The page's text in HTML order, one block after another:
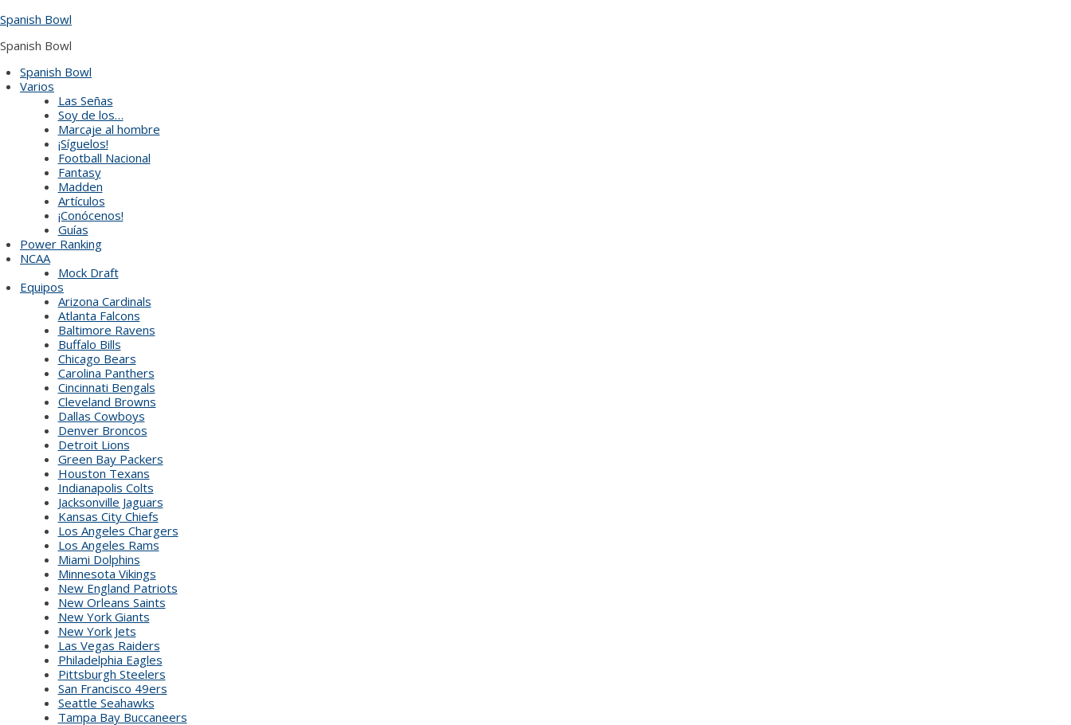
to
Spanish Bowl
Spanish Bowl
Spanish Bowl
Varios
Las Señas
Soy de los…
Marcaje al hombre
¡Síguelos!
Football Nacional
Fantasy
Madden
Artículos
¡Conócenos!
Guías
Power Ranking
NCAA
Mock Draft
Equipos
Arizona Cardinals
Atlanta Falcons
Baltimore Ravens
Buffalo Bills
Chicago Bears
Carolina Panthers
Cincinnati Bengals
Cleveland Browns
Dallas Cowboys
Denver Broncos
Detroit Lions
Green Bay Packers
Houston Texans
Indianapolis Colts
Jacksonville Jaguars
Kansas City Chiefs
Los Angeles Chargers
Los Angeles Rams
Miami Dolphins
Minnesota Vikings
New England Patriots
New Orleans Saints
New York Giants
New York Jets
Las Vegas Raiders
Philadelphia Eagles
Pittsburgh Steelers
San Francisco 49ers
Seattle Seahawks
Tampa Bay Buccaneers